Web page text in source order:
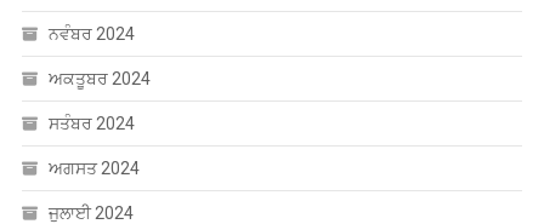
ਨਵੰਬਰ 2024
ਅਕਤੂਬਰ 2024
ਸਤੰਬਰ 2024
ਅਗਸਤ 2024
ਜੁਲਾਈ 2024